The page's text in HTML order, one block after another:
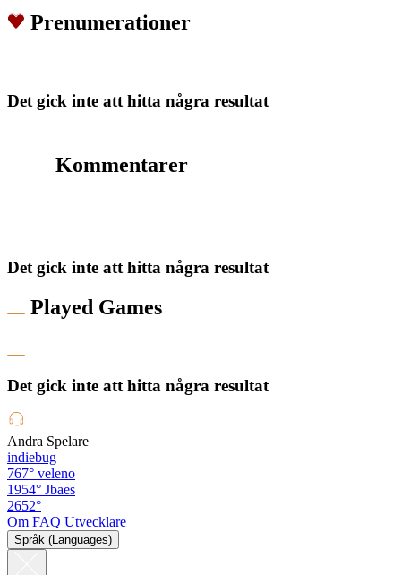
Prenumerationer
Det gick inte att hitta några resultat
Kommentarer
Det gick inte att hitta några resultat
Played Games
Det gick inte att hitta några resultat
Andra Spelare
indiebug
767° veleno
1954° Jbaes
2652°
Om FAQ Utvecklare
Språk (Languages)